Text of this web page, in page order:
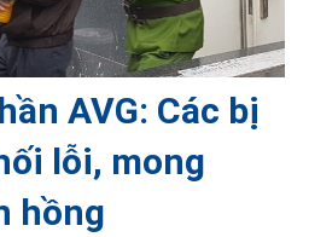
AVG: Các bị
lỗi, mong
hồng